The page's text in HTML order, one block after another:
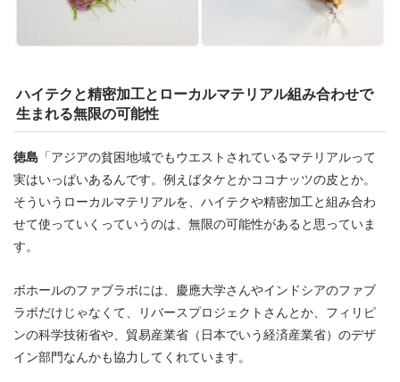
ハイテクと精密加工とローカルマテリアル組み合わせで
生まれる無限の可能性
徳島 「アジアの貧困地域でもウエストされているマテリアルって
実はいっぱいあるんです。例えばタケとかココナッツの皮とか。
そういうローカルマテリアルを、ハイテクや精密加工と組み合わ
せて使っていくっていうのは、無限の可能性があると思っていま
す。
ボホールのファブラボには、慶應大学さんやインドシアのファブ
ラボだけじゃなくて、リバースプロジェクトさんとか、フィリピ
ンの科学技術省や、貿易産業省（日本でいう経済産業省）のデザ
イン部門なんかも協力してくれています。